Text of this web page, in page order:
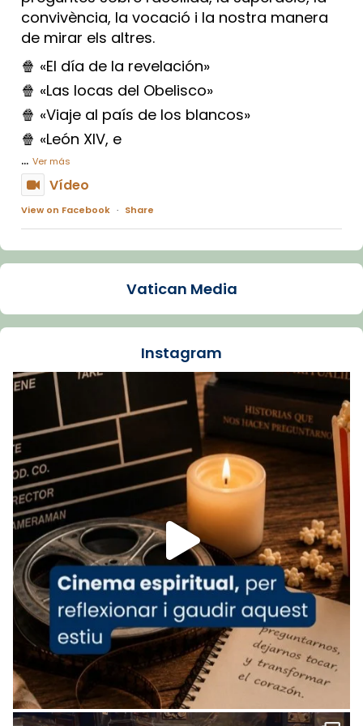
convivència, la vocació i la nostra manera
de mirar els altres.
🍿 «El día de la revelación»
🍿 «Las locas del Obelisco»
🍿 «Viaje al país de los blancos»
🍿 «León XIV, e
... Ver más
Vídeo
View on Facebook · Share
Arquebisbat de Barcelona
La Carmina va patir depressió. Fa gairebé
dos mesos, a l'Estadi Lluís Companys, la
Recupera l'entrevista comp
Vatican
tican News 👇
www.vaticannews.va/es/iglesia/news/2026-
07/carmina-historia-depresion-papa-viaje-
espana-testimoni...
Foto
View on Facebook · Share
Arquebisbat de Barcelona
1 week ago
«Avui les santes Juliana i Semproniana ens
ajuden a alçar la mirada»
Mons. Sergi Gordo, bisbe de Tortosa, ha
presidit aquest 27 de juliol la missa de Les
Santes de Mataró.
Vatican Media
Instagram